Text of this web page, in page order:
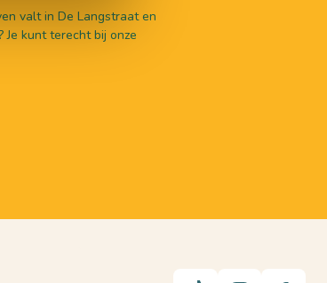
valt in De Langstraat en
kunt terecht bij onze